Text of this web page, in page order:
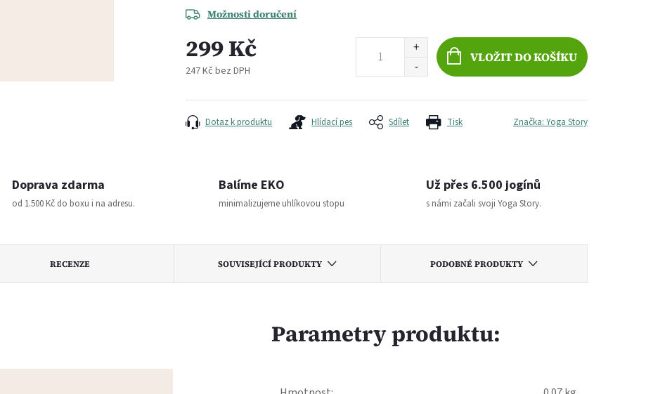
Možnosti doručení
299 Kč
247 Kč bez DPH
cena:
VLOŽIT DO KOŠÍKU
Tisk
Dotaz k produktu Hlídací pes Sdílet Značka: Yoga Story
Doprava zdarma
od 1.500 Kč do boxu i na adresu.
Balíme EKO
minimalizujeme uhlíkovou stopu
Už přes 6.500 jogínů
s námi začali svoji Yoga Story.
RECENZE SOUVISEJÍCÍ PRODUKTY PODOBNÉ PRODUKTY
Parametry produktu: